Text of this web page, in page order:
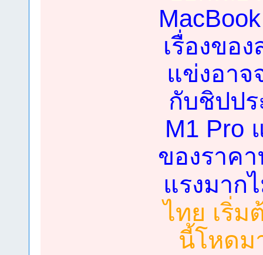
เรื่องขอ
แข่งอาจ
กับชิปป
M1 Pro
ของราค
แรงมาก
ไทย เริ่ม
นี้โหดม